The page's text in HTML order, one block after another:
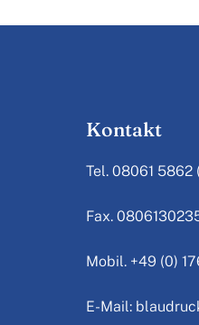
Kontakt
Tel. 08061 5862
Fax.
Mobil. +49 (0)
E-Mail: